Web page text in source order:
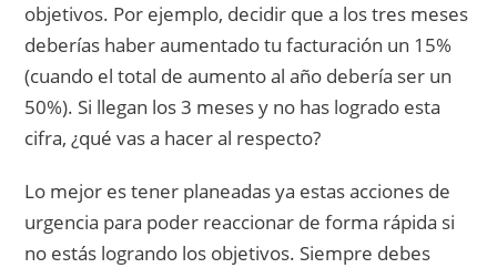
objetivos. Por ejemplo, decidir que a los tres meses
deberías haber aumentado tu facturación un 15%
(cuando el total de aumento al año debería ser un
50%). Si llegan los 3 meses y no has logrado esta
cifra, ¿qué vas a hacer al respecto?
Lo mejor es tener planeadas ya estas acciones de
urgencia para poder reaccionar de forma rápida si
no estás logrando los objetivos. Siempre debes